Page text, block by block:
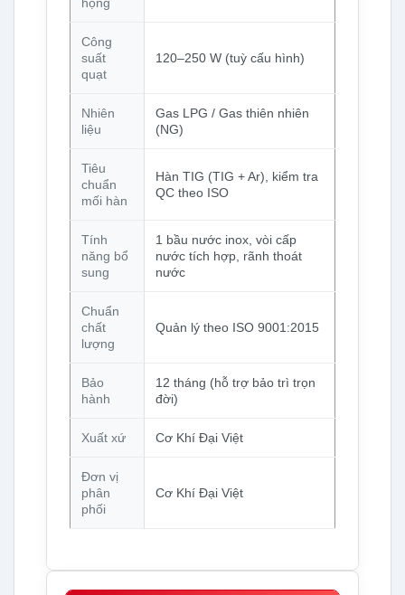
Công
suất
quạt
120–250 W (tuỳ cấu hình)
Nhiên
liệu
Gas LPG / Gas thiên nhiên
(NG)
Tiêu
chuẩn
mối hàn
Hàn TIG (TIG + Ar), kiểm tra
QC theo ISO
Tính
năng bổ
sung
1 bầu nước inox, vòi cấp
nước tích hợp, rãnh thoát
nước
Chuẩn
chất
lượng
Quản lý theo ISO 9001:2015
Bảo
hành
12 tháng (hỗ trợ bảo trì trọn
đời)
Xuất xứ Cơ Khí Đại Việt
Đơn vị
phân
phối
Cơ Khí Đại Việt